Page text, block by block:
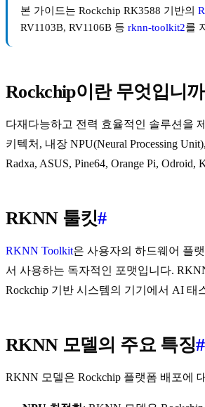
본 가이드는 Rockchip RK3588 기반의
RV1103B, RV1106B 등 rknn-toolkit2를
Rockchip이란 무엇입니
다재다능하고 전력 효율적인 솔루션을
키텍처, 내장 NPU(Neural Processing
Radxa, ASUS, Pine64, Orange Pi,
RKNN 툴킷#
RKNN Toolkit은 사용자의 하드웨어 플
서 사용하는 독자적인 포맷입니다.
Rockchip 기반 시스템의 기기에서 AI 태
RKNN 모델의 주요 특징#
RKNN 모델은 Rockchip 플랫폼 배포에